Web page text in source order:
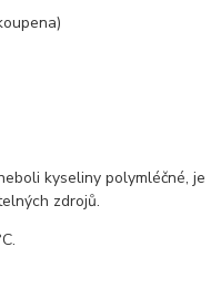
kyseliny polymléčné, je
zdrojů.